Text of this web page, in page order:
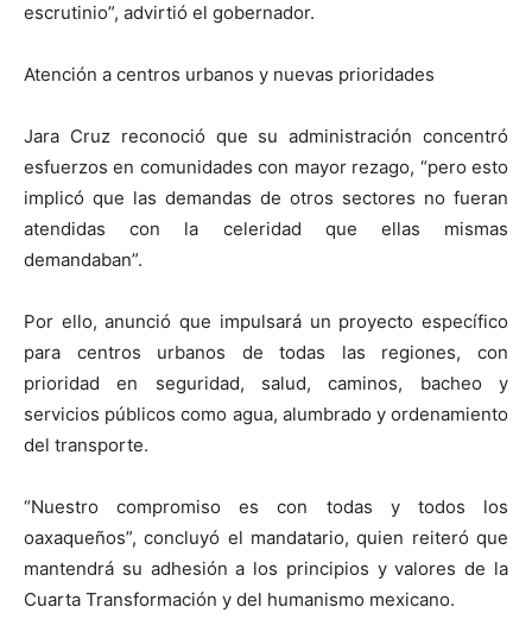
escrutinio”, advirtió el gobernador.
Atención a centros urbanos y nuevas prioridades
Jara Cruz reconoció que su administración concentró
esfuerzos en comunidades con mayor rezago, “pero esto
implicó que las demandas de otros sectores no fueran
atendidas con la celeridad que ellas mismas
demandaban”.
Por ello, anunció que impulsará un proyecto específico
para centros urbanos de todas las regiones, con
prioridad en seguridad, salud, caminos, bacheo y
servicios públicos como agua, alumbrado y ordenamiento
del transporte.
“Nuestro compromiso es con todas y todos los
oaxaqueños”, concluyó el mandatario, quien reiteró que
mantendrá su adhesión a los principios y valores de la
Cuarta Transformación y del humanismo mexicano.